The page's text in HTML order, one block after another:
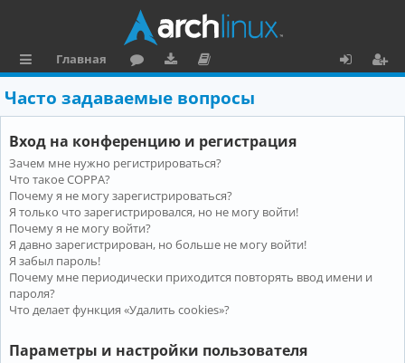
ы
л
к
и
Главная
ру
м
ру
зк
и
ку
м
е
н
та
ц
и
я
о
и
Часто задаваемые вопросы
Вход на конференцию и регистрация
Зачем мне нужно регистрироваться?
Что такое COPPA?
Почему я не могу зарегистрироваться?
Я только что зарегистрировался, но не могу войти!
Почему я не могу войти?
Я давно зарегистрирован, но больше не могу войти!
Я забыл пароль!
Почему мне периодически приходится повторять ввод имени и
пароля?
Что делает функция «Удалить cookies»?
Параметры и настройки пользователя